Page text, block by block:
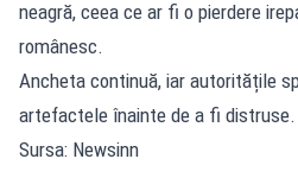
neagră, ceea ce ar fi o pierdere
românesc.
Ancheta continuă, iar autoritățile
artefactele înainte de a fi distruse.
Sursa: Newsinn